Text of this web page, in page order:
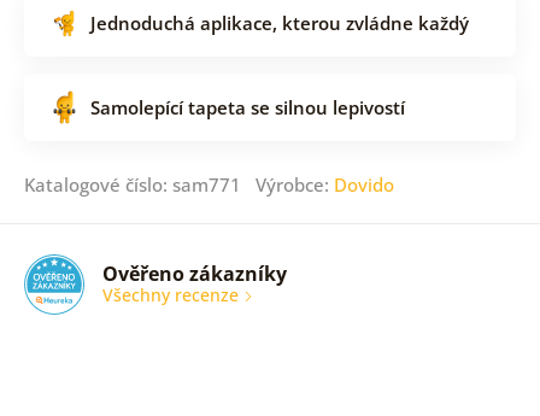
Jednoduchá aplikace, kterou zvládne každý
Samolepící tapeta se silnou lepivostí
Katalogové číslo: sam771 Výrobce: Dovido
Ověřeno zákazníky
Všechny recenze